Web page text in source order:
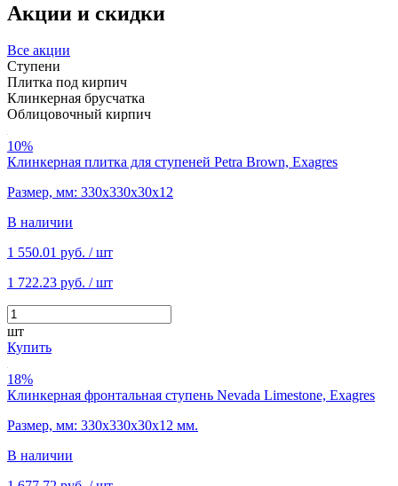
Акции и скидки
Все акции
Ступени
Плитка под кирпич
Клинкерная брусчатка
Облицовочный кирпич
10%
Клинкерная плитка для ступеней Petra Brown, Exagres
Размер, мм: 330х330х30х12
В наличии
1 550.01 руб. / шт
1 722.23 руб. / шт
шт
Купить
18%
Клинкерная фронтальная ступень Nevada Limestone, Exagres
Размер, мм: 330х330х30х12 мм.
В наличии